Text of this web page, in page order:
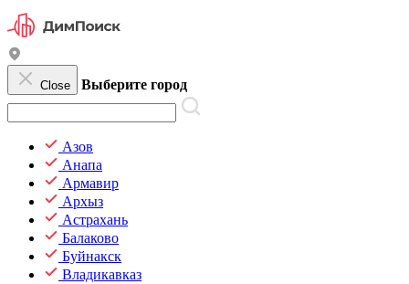
Close Выберите город
Азов
Анапа
Армавир
Архыз
Астрахань
Балаково
Буйнакск
Владикавказ